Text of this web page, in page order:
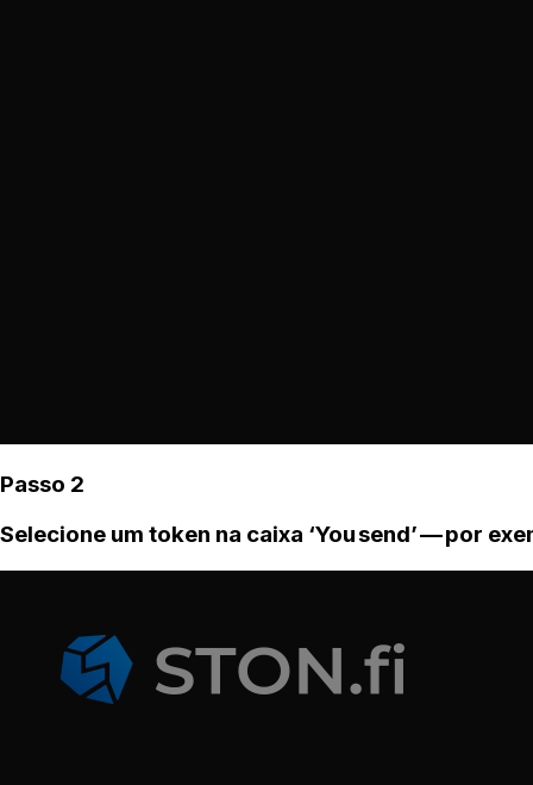
Passo 2
Selecione um token na caixa ‘You send’ — por